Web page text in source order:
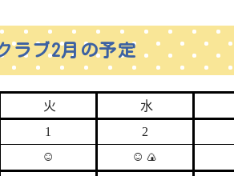
ラブ2月の予定
火 水
1 2
☺
☺ 🍙